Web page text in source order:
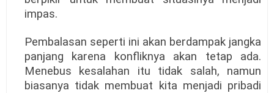
impas.
Pembalasan seperti ini akan berdampak jangka
panjang karena konfliknya akan tetap ada.
Menebus kesalahan itu tidak salah, namun
biasanya tidak membuat kita menjadi pribadi